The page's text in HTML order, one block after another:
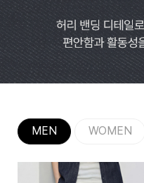
MEN WOMEN